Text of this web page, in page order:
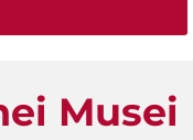
Musei